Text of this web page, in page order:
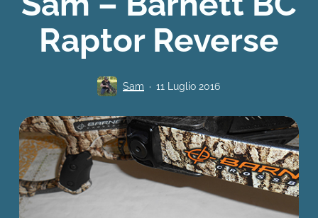
Raptor Reverse
Sam 11 Luglio 2016